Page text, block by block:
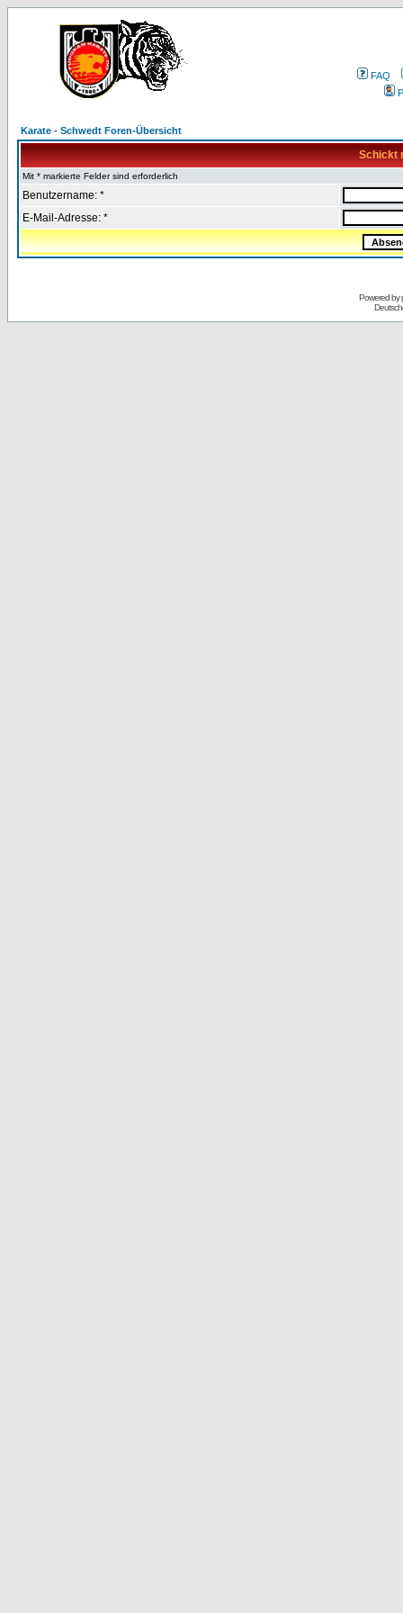
FAQ
Karate - Schwedt Foren-Übersicht
Schickt
Mit * markierte Felder sind erforderlich
Benutzername: *
E-Mail-Adresse: *
Powered by